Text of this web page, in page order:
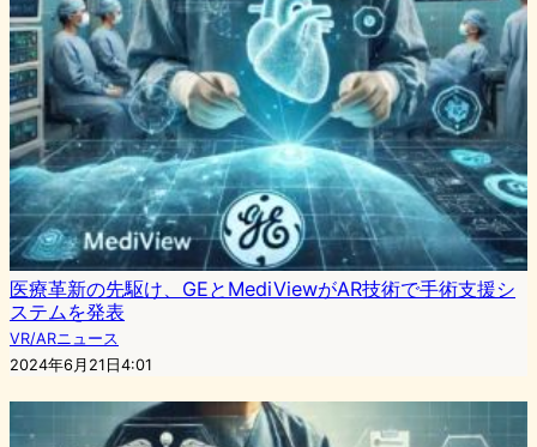
医療革新の先駆け、GEとMediViewがAR技術で手術支援シ
ステムを発表
VR/ARニュース
2024年6月21日4:01